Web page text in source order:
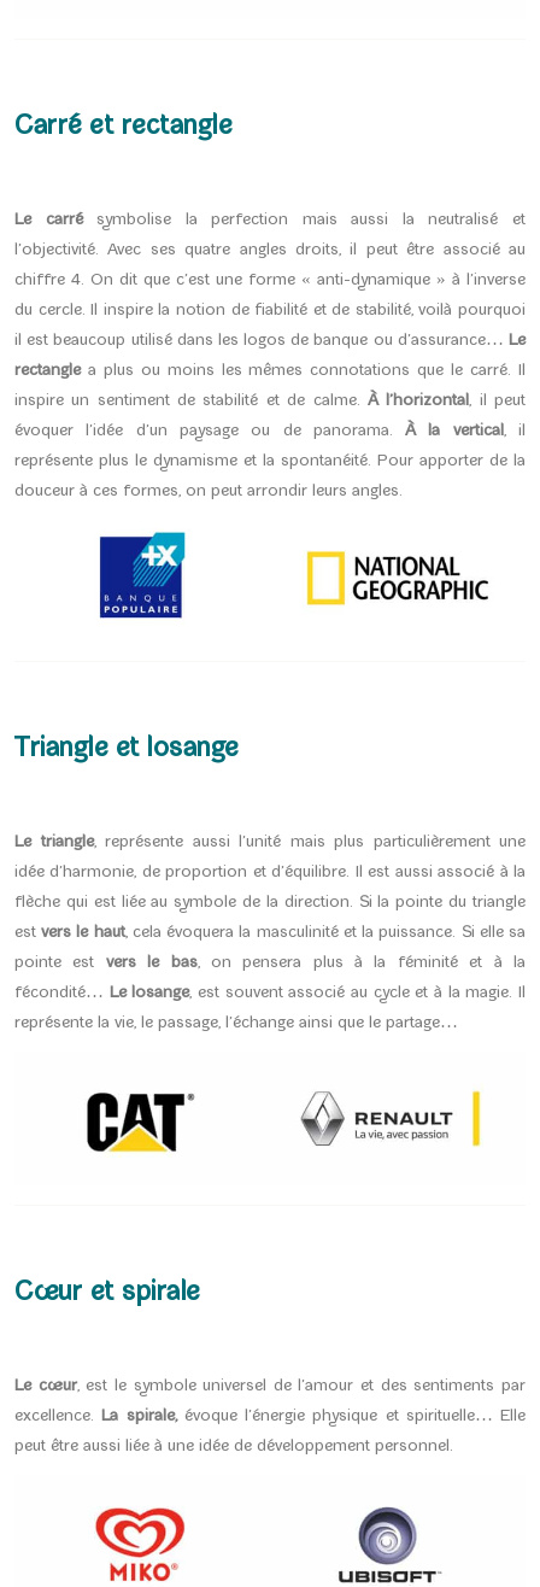
Carré et rectangle
Le carrésymbolise la perfection mais aussi la neutralisé et
l’objectivité. Avec ses quatre angles droits, il peut être associé au
chiffre 4. On dit que c’est une forme « anti-dynamique » à l’inverse
du cercle. Il inspire la notion de fiabilité et de stabilité, voilà pourquoi
il est beaucoup utilisé dans les logos de banque ou d’assurance… Le
rectanglea plus ou moins les mêmes connotations que le carré. Il
inspire un sentiment de stabilité et de calme. À l’horizontal, il peut
évoquer l’idée d’un paysage ou de panorama.À la vertical, il
représente plus le dynamisme et la spontanéité. Pour apporter de la
douceur à ces formes, on peut arrondir leurs angles.
Triangle et losange
Le triangle, représente aussi l’unité mais plus particulièrement une
idée d’harmonie, de proportion et d’équilibre. Il est aussi associé à la
flèche qui est liée au symbole de la direction. Si la pointe du triangle
estvers le haut, cela évoquera la masculinité et la puissance. Si elle sa
pointe est vers le bas, on pensera plus à la féminité et à la
fécondité… Le losange, est souvent associé au cycle et à la magie. Il
représente la vie, le passage, l’échange ainsi que le partage…
Cœur et spirale
Le cœur, est le symbole universel de l’amour et des sentiments par
excellence.La spirale, évoque l’énergie physique et spirituelle… Elle
peut être aussi liée à une idée de développement personnel.